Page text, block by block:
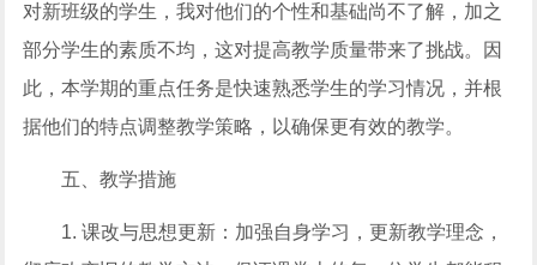
对新班级的学生，我对他们的个性和基础尚不了解，加之
部分学生的素质不均，这对提高教学质量带来了挑战。因
此，本学期的重点任务是快速熟悉学生的学习情况，并根
据他们的特点调整教学策略，以确保更有效的教学。
五、教学措施
1. 课改与思想更新：加强自身学习，更新教学理念，